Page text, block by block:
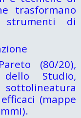
trasformano
di
(80/20),
Studio,
(mappe